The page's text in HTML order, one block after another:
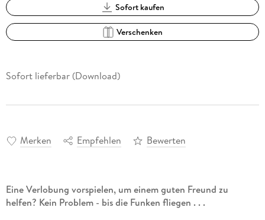
Sofort kaufen
Verschenken
Sofort lieferbar (Download)
Merken Empfehlen Bewerten
Eine Verlobung vorspielen, um einem guten Freund zu
helfen? Kein Problem - bis die Funken fliegen . . .